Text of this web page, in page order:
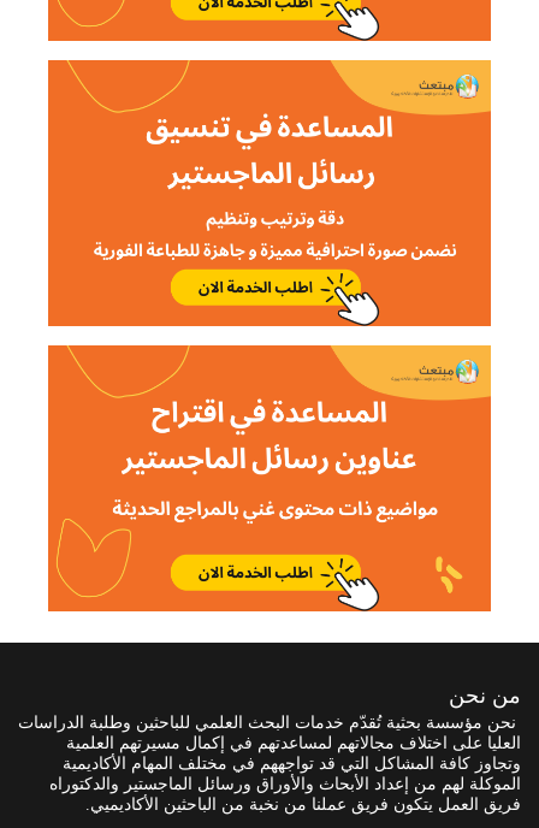
من نحن
نحن مؤسسة بحثية تُقدّم خدمات البحث العلمي للباحثين وطلبة الدراسات
العليا على اختلاف مجالاتهم لمساعدتهم في إكمال مسيرتهم العلمية
وتجاوز كافة المشاكل التي قد تواجههم في مختلف المهام الأكاديمية
الموكلة لهم من إعداد الأبحاث والأوراق ورسائل الماجستير والدكتوراه
فريق العمل يتكون فريق عملنا من نخبة من الباحثين الأكاديميي.